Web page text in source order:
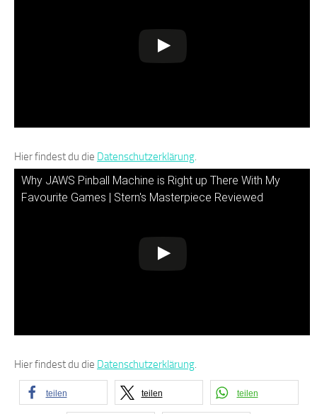
Hier findest du die Datenschutzerklärung
Why JAWS Pinball Machine is Right up There With My
Favourite Games | Stern's Masterpiece Reviewed
Hier findest du die Datenschutzerklärung.
teilen teilen teilen